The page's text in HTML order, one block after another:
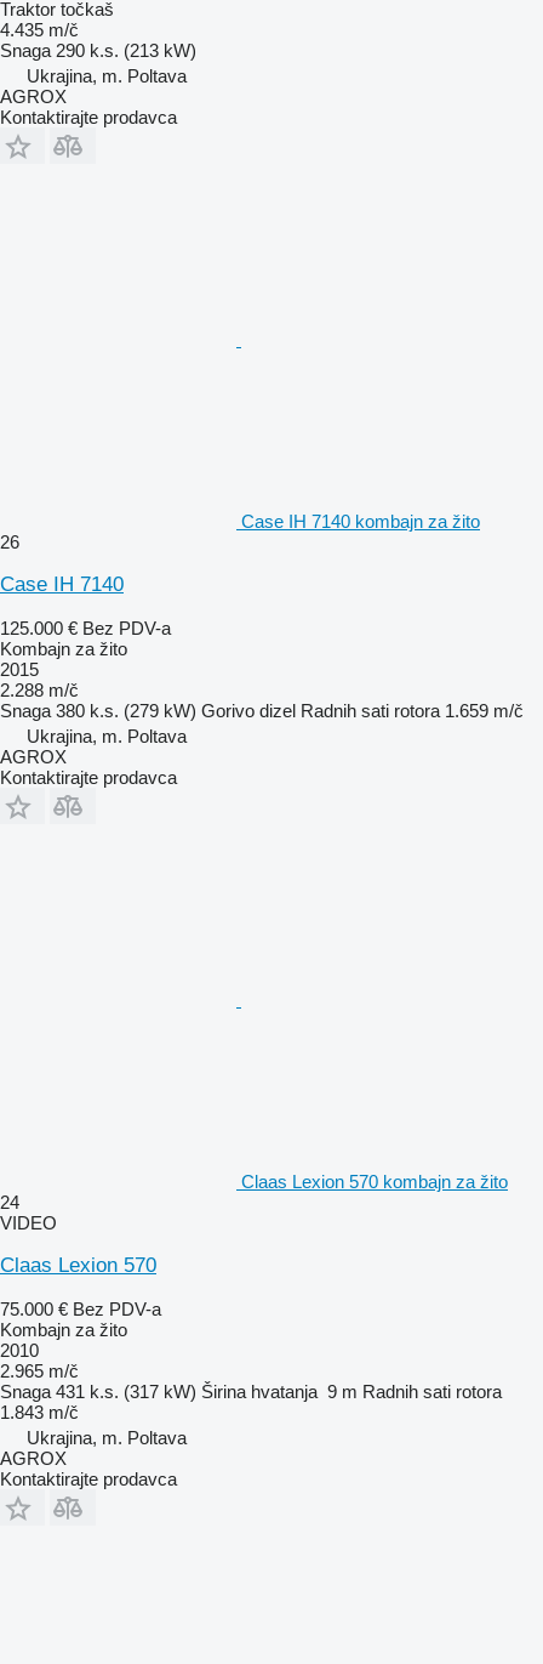
Traktor točkaš
4.435 m/č
Snaga 290 k.s. (213 kW)
Ukrajina, m. Poltava
AGROX
Kontaktirajte prodavca
Case IH 7140 kombajn za žito
26
Case IH 7140
125.000 € Bez PDV-a
Kombajn za žito
2015
2.288 m/č
Snaga 380 k.s. (279 kW) Gorivo dizel Radnih sati rotora 1.659 m/č
Ukrajina, m. Poltava
AGROX
Kontaktirajte prodavca
Claas Lexion 570 kombajn za žito
24
VIDEO
Claas Lexion 570
75.000 € Bez PDV-a
Kombajn za žito
2010
2.965 m/č
Snaga 431 k.s. (317 kW) Širina hvatanja 9 m Radnih sati rotora
1.843 m/č
Ukrajina, m. Poltava
AGROX
Kontaktirajte prodavca